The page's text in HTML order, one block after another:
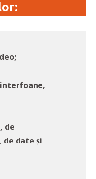
de
de date și